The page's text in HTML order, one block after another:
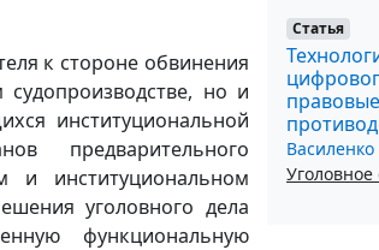
к стороне обвинения
но и
институциональной
предварительного
и институциональном
уголовного дела
функциональную
Статья